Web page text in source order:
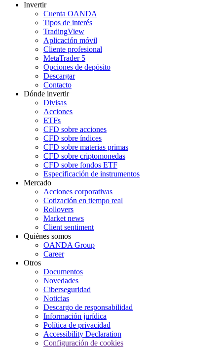
Invertir
Cuenta OANDA
Tipos de interés
TradingView
Aplicación móvil
Cliente profesional
MetaTrader 5
Opciones de depósito
Descargar
Contacto
Dónde invertir
Divisas
Acciones
ETFs
CFD sobre acciones
CFD sobre índices
CFD sobre materias primas
CFD sobre criptomonedas
CFD sobre fondos ETF
Especificación de instrumentos
Mercado
Acciones corporativas
Cotización en tiempo real
Rollovers
Market news
Client sentiment
Quiénes somos
OANDA Group
Career
Otros
Documentos
Novedades
Ciberseguridad
Noticias
Descargo de responsabilidad
Información jurídica
Política de privacidad
Accessibility Declaration
Configuración de cookies